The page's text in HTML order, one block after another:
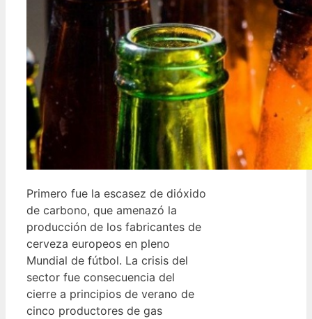
Primero fue la escasez de dióxido
de carbono, que amenazó la
producción de los fabricantes de
cerveza europeos en pleno
Mundial de fútbol. La crisis del
sector fue consecuencia del
cierre a principios de verano de
cinco productores de gas